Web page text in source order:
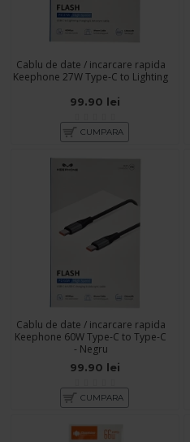
Cablu de date / incarcare rapida
Keephone 27W Type-C to Lighting
99.90 lei
CUMPARA
Cablu de date / incarcare rapida
Keephone 60W Type-C to Type-C
- Negru
99.90 lei
CUMPARA